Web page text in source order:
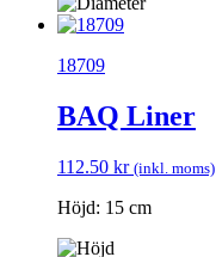
18709
BAQ Liner
112.50 kr (inkl. moms)
Höjd: 15 cm